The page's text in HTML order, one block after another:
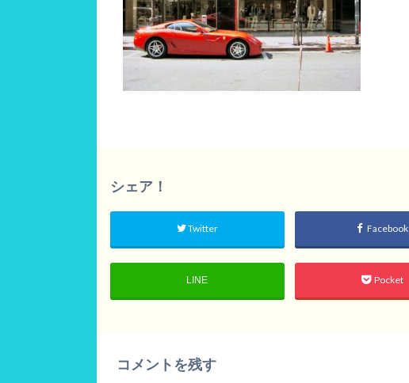
シェア！
Twitter Facebook
LINE Pocket
コメントを残す